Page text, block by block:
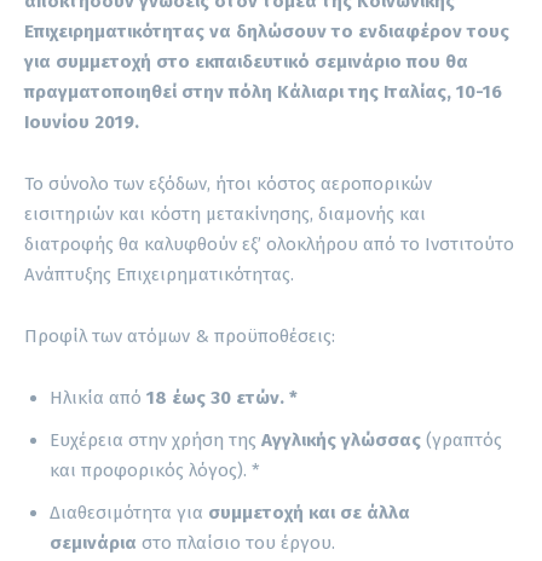
Επιχειρηματικότητας να δηλώσουν το ενδιαφέρον τους
για συμμετοχή στο εκπαιδευτικό σεμινάριο που θα
πραγματοποιηθεί στην πόλη Κάλιαρι της Ιταλίας, 10-16
Ιουνίου 2019.
Το σύνολο των εξόδων, ήτοι κόστος αεροπορικών
εισιτηριών και κόστη μετακίνησης, διαμονής και
διατροφής θα καλυφθούν εξ’ ολοκλήρου από το Ινστιτούτο
Ανάπτυξης Επιχειρηματικότητας.
Προφίλ των ατόμων & προϋποθέσεις:
Ηλικία από 18 έως 30 ετών. *
Ευχέρεια στην χρήση της Αγγλικής γλώσσας (γραπτός
και προφορικός λόγος). *
Διαθεσιμότητα για συμμετοχή και σε άλλα
σεμινάρια στο πλαίσιο του έργου.